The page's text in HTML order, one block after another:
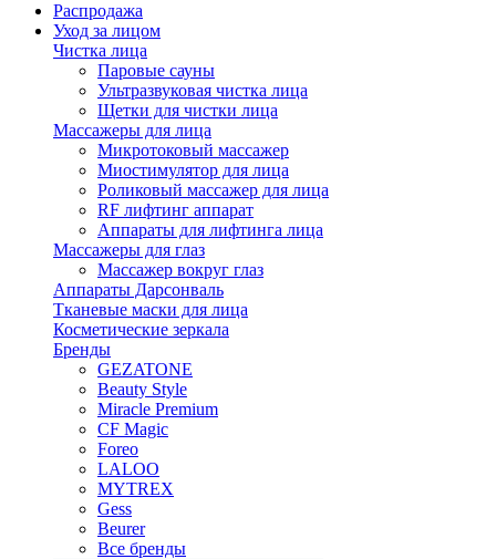
Распродажа
Уход за лицом
Чистка лица
Паровые сауны
Ультразвуковая чистка лица
Щетки для чистки лица
Массажеры для лица
Микротоковый массажер
Миостимулятор для лица
Роликовый массажер для лица
RF лифтинг аппарат
Аппараты для лифтинга лица
Массажеры для глаз
Массажер вокруг глаз
Аппараты Дарсонваль
Тканевые маски для лица
Косметические зеркала
Бренды
GEZATONE
Beauty Style
Miracle Premium
CF Magic
Foreo
LALOO
MYTREX
Gess
Beurer
Все бренды